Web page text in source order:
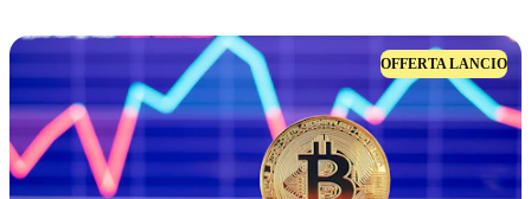
OFFERTA LANCIO